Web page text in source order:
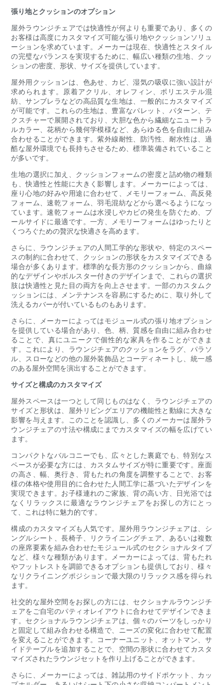
張り地とクッションのオプション
屋外ラウンジチェアでは快適性が何よりも重要であり、多くの
お客様は高度にカスタマイズ可能な張り地やクッションソリュ
ーションを求めています。メーカーは現在、快適性とスタイル
の完璧なバランスを実現するために、幅広い種類の生地、クッ
ションの密度、形状、サイズを提供しています。
屋外用クッションは、色あせ、カビ、湿気の吸収に強い設計が
求められます。原着アクリル、オレフィン、ポリエステル混
紡、サンブレラなどの高品質な生地は、一般的にカスタマイズ
が可能です。これらの生地は、豊富なパレット、パターン、テ
クスチャーで展開されており、大胆な色から繊細なニュートラ
ルカラー、花柄から幾何学模様など、あらゆる色を自由に組み
合わせることができます。紫外線耐性、防汚性、耐水性は、過
酷な屋外環境でも長持ちさせるため、標準装備されていること
が多いです。
生地の選択に加え、クッションフォームの密度と詰め物の種類
も、快適性と性能に大きく影響します。メーカーによっては、
座り心地の好みや用途に合わせて、メモリーフォーム、高反発
フォーム、速乾フォーム、羽毛混紡などから選べるようになっ
ています。速乾フォームは水浸しやカビの発生を防ぐため、プ
ールサイドに最適です。一方、メモリーフォームはゆったりと
くつろぐための贅沢な快適さを高めます。
さらに、ラウンジチェアの人間工学的な形状や、特定のスペー
スの制約に合わせて、クッションの形状をカスタマイズできる
場合が多くあります。標準的な長方形のクッションから、曲線
的なデザインやボルスター付きのデザインまで、これらの選択
肢は快適性と見た目の両方を向上させます。一部のカスタムク
ッションには、メンテナンスを容易にするために、取り外して
洗えるカバーが付いているものもあります。
さらに、メーカーによってはモジュール式の張り地オプション
を提供している場合があり、色、柄、質感を自由に組み合わせ
ることで、真にユニークで個性的な家具を作ることができま
す。これにより、ラウンジチェアのクッションをラグ、パラソ
ル、スローなどの他の屋外装飾品とコーディネートし、統一感
のある屋外空間を演出することができます。
サイズと構成のカスタマイズ
屋外スペースは一つとして同じものはなく、ラウンジチェアの
サイズと形状は、屋外リビングエリアの機能性と動線に大きな
影響を与えます。このことを認識し、多くのメーカーは屋外ラ
ウンジチェアの寸法や構成にまでカスタマイズの幅を広げてい
ます。
コンパクトなバルコニーでも、広々とした裏庭でも、特別なス
ペースが必要な方には、カスタムサイズが特に重要です。座面
の高さ、幅、奥行き、背もたれの角度を調整することで、お客
様の体格や使用目的に合わせた人間工学に基づいたデザインを
実現できます。お子様連れのご家族、背の高い方、日光浴では
なくリラックスに最適なラウンジチェアをお探しの方にとっ
て、これは特に魅力的です。
構成のカスタマイズも人気です。屋外用ラウンジチェアは、シ
ングルシート、長椅子、リクライニングチェア、あるいは複数
の座席要素を組み合わせたモジュール式のセクショナルタイプ
など、様々な種類があります。メーカーによっては、背もたれ
やフットレストを調節できるオプションも提供しており、様々
なリクライニングポジションで最大限のリラックス感を得られ
ます。
社交的な屋外空間をお探しの方には、セクショナルラウンジチ
ェアをご自宅のパティオレイアウトに合わせてデザインできま
す。セクショナルラウンジチェアは、個々のパーツをしっかり
と固定して組み合わせる構造で、ニーズの変化に合わせて配置
を変えることができます。コーナーユニット、オットマン、サ
イドテーブルを追加することで、空間の形状に合わせてカスタ
マイズされたラウンジセットを作り上げることができます。
さらに、メーカーによっては、雑誌用のサイドポケット、カッ